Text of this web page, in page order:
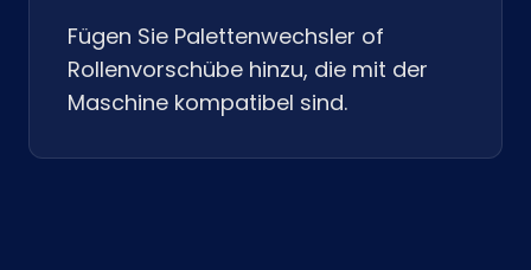
Fügen Sie Palettenwechsler of
Rollenvorschübe hinzu, die mit der
Maschine kompatibel sind.